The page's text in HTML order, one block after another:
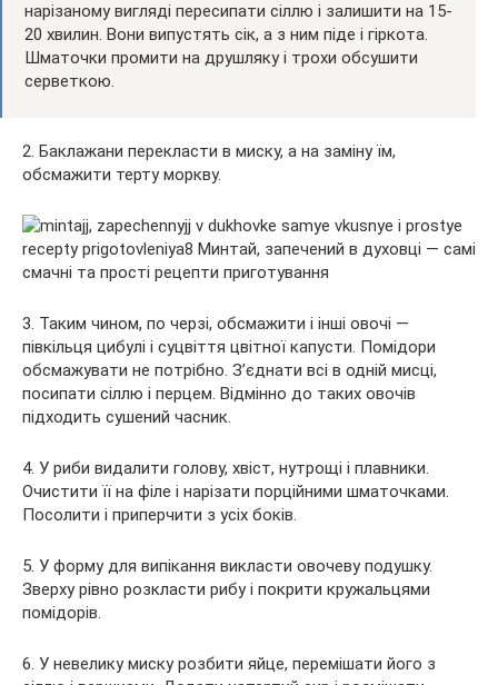
нарізаному вигляді пересипати сіллю і залишити на 15-
20 хвилин. Вони випустять сік, а з ним піде і гіркота.
Шматочки промити на друшляку і трохи обсушити
серветкою.
2. Баклажани перекласти в миску, а на заміну їм,
обсмажити терту моркву.
3. Таким чином, по черзі, обсмажити і інші овочі —
півкільця цибулі і суцвіття цвітної капусти. Помідори
обсмажувати не потрібно. З’єднати всі в одній мисці,
посипати сіллю і перцем. Відмінно до таких овочів
підходить сушений часник.
4. У риби видалити голову, хвіст, нутрощі і плавники.
Очистити її на філе і нарізати порційними шматочками.
Посолити і приперчити з усіх боків.
5. У форму для випікання викласти овочеву подушку.
Зверху рівно розкласти рибу і покрити кружальцями
помідорів.
6. У невелику миску розбити яйце, перемішати його з